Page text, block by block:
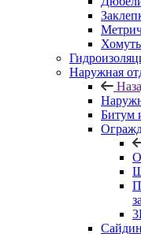
Наружная
Битум